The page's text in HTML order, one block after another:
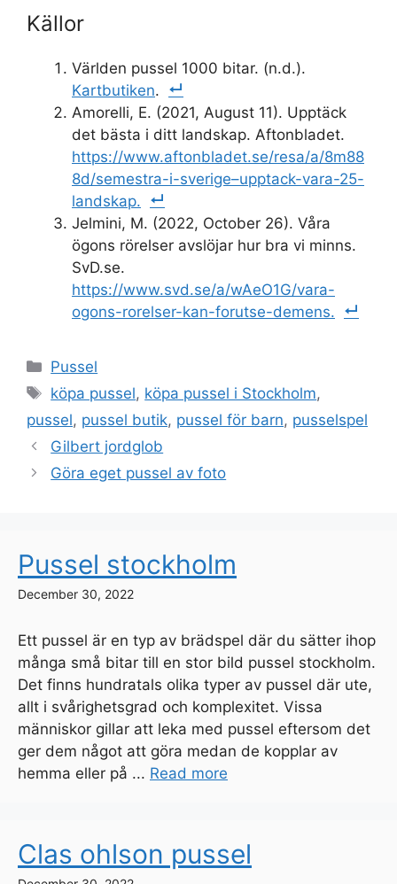
Källor
Världen pussel 1000 bitar. (n.d.).
Kartbutiken.
Amorelli, E. (2021, August 11). Upptäck
det bästa i ditt landskap. Aftonbladet.
https://www.aftonbladet.se/resa/a/8m88
8d/semestra-i-sverige–upptack-vara-25-
landskap.
Jelmini, M. (2022, October 26). Våra
ögons rörelser avslöjar hur bra vi minns.
SvD.se.
https://www.svd.se/a/wAeO1G/vara-
ogons-rorelser-kan-forutse-demens.
Categories
Pussel
Tags
köpa pussel, köpa pussel i Stockholm,
pussel, pussel butik, pussel för barn, pusselspel
Gilbert jordglob
Göra eget pussel av foto
Pussel stockholm
December 30, 2022
Ett pussel är en typ av brädspel där du sätter ihop
många små bitar till en stor bild pussel stockholm.
Det finns hundratals olika typer av pussel där ute,
allt i svårighetsgrad och komplexitet. Vissa
människor gillar att leka med pussel eftersom det
ger dem något att göra medan de kopplar av
hemma eller på ... Read more
Clas ohlson pussel